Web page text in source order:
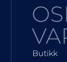
Butikk